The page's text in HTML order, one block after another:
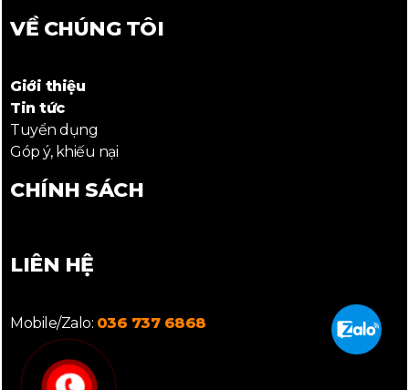
VỀ CHÚNG TÔI
Giới thiệu
Tin tức
Tuyển dụng
Góp ý, khiếu nại
CHÍNH SÁCH
LIÊN HỆ
Mobile/Zalo: 036 737 6868